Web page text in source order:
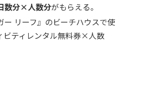
数分×人数分がもらえる。
ー リーフ』のビーチハウスで使
ビティレンタル無料券×人数